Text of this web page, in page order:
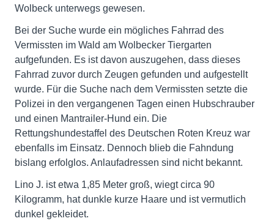
Wolbeck unterwegs gewesen.
Bei der Suche wurde ein mögliches Fahrrad des
Vermissten im Wald am Wolbecker Tiergarten
aufgefunden. Es ist davon auszugehen, dass dieses
Fahrrad zuvor durch Zeugen gefunden und aufgestellt
wurde. Für die Suche nach dem Vermissten setzte die
Polizei in den vergangenen Tagen einen Hubschrauber
und einen Mantrailer-Hund ein. Die
Rettungshundestaffel des Deutschen Roten Kreuz war
ebenfalls im Einsatz. Dennoch blieb die Fahndung
bislang erfolglos. Anlaufadressen sind nicht bekannt.
Lino J. ist etwa 1,85 Meter groß, wiegt circa 90
Kilogramm, hat dunkle kurze Haare und ist vermutlich
dunkel gekleidet.